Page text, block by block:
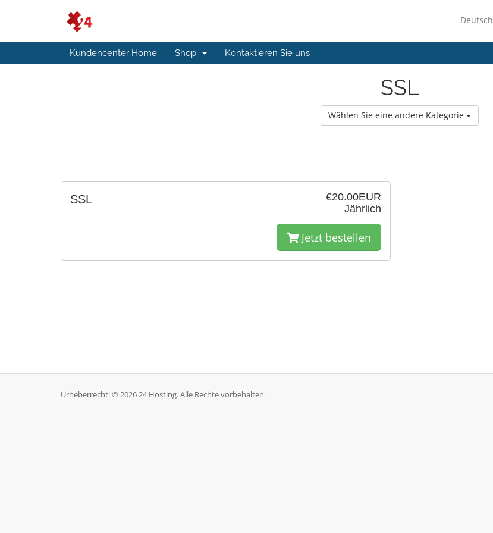
Deutsch
Kundencenter Home Shop Kontaktieren Sie uns
SSL
Wählen Sie eine andere Kategorie
€20.00EUR
Jährlich
SSL
Jetzt bestellen
Urheberrecht: © 2026 24 Hosting. Alle Rechte vorbehalten.